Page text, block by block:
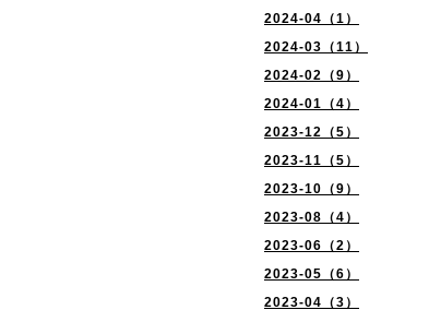
2024-04（1）
2024-03（11）
2024-02（9）
2024-01（4）
2023-12（5）
2023-11（5）
2023-10（9）
2023-08（4）
2023-06（2）
2023-05（6）
2023-04（3）